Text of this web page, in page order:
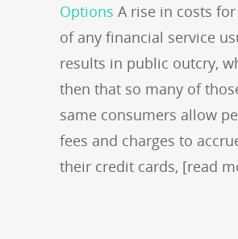
Options A rise in costs
of any financial service
results in public outcry,
then that so many of
same consumers allow
fees and charges to
their credit cards, [read